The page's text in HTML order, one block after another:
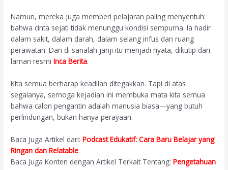
Namun, mereka juga memberi pelajaran paling menyentuh:
bahwa cinta sejati tidak menunggu kondisi sempurna. Ia hadir
dalam sakit, dalam darah, dalam selang infus dan ruang
perawatan. Dan di sanalah janji itu menjadi nyata, dikutip dari
laman resmiInca Berita.
Kita semua berharap keadilan ditegakkan. Tapi di atas
segalanya, semoga kejadian ini membuka mata kita semua
bahwa calon pengantin adalah manusia biasa—yang butuh
perlindungan, bukan hanya perayaan.
Baca Juga Artikel dari:Podcast Edukatif: Cara Baru Belajar yang
Ringan dan Relatable
Baca Juga Konten dengan Artikel Terkait Tentang:Pengetahuan